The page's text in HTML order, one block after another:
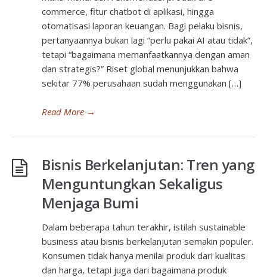
commerce, fitur chatbot di aplikasi, hingga
otomatisasi laporan keuangan. Bagi pelaku bisnis,
pertanyaannya bukan lagi “perlu pakai AI atau tidak”,
tetapi “bagaimana memanfaatkannya dengan aman
dan strategis?” Riset global menunjukkan bahwa
sekitar 77% perusahaan sudah menggunakan […]
Read More →
Bisnis Berkelanjutan: Tren yang
Menguntungkan Sekaligus
Menjaga Bumi
Dalam beberapa tahun terakhir, istilah sustainable
business atau bisnis berkelanjutan semakin populer.
Konsumen tidak hanya menilai produk dari kualitas
dan harga, tetapi juga dari bagaimana produk